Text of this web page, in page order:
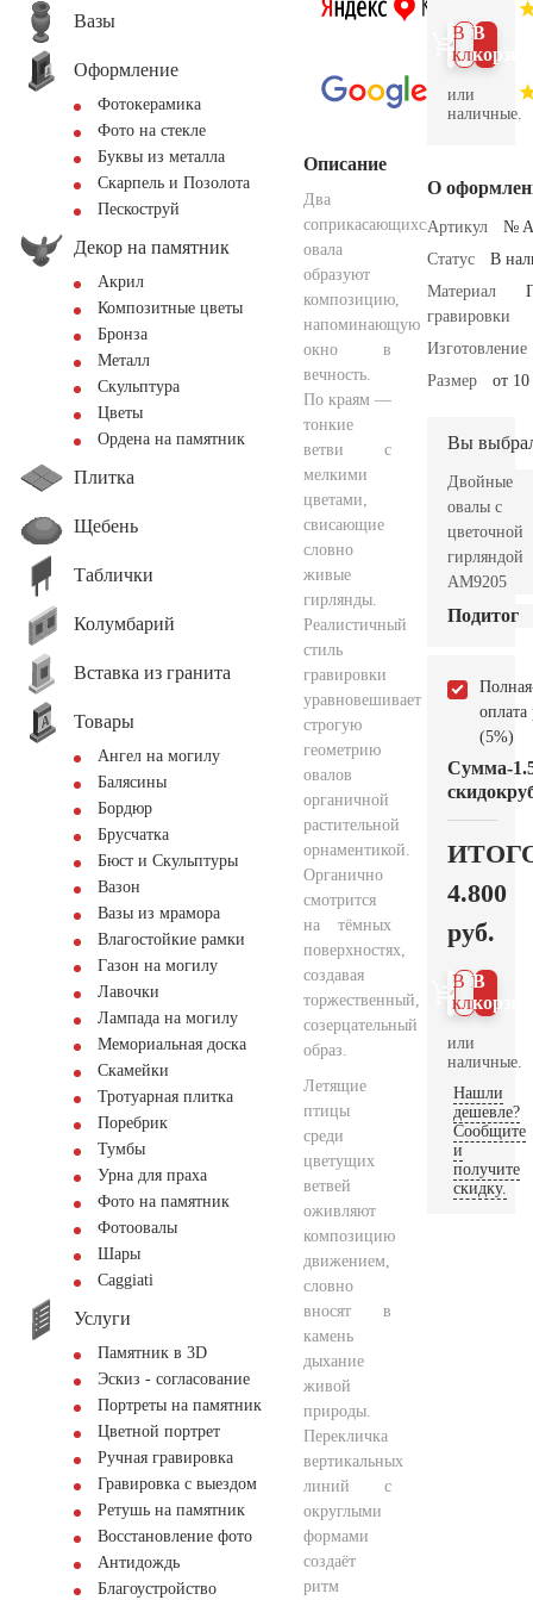
Вазы
Оформление
Фотокерамика
Фото на стекле
Буквы из металла
Скарпель и Позолота
Пескоструй
Декор на памятник
Акрил
Композитные цветы
Бронза
Металл
Скульптура
Цветы
Ордена на памятник
Плитка
Щебень
Таблички
Колумбарий
Вставка из гранита
Товары
Ангел на могилу
Балясины
Бордюр
Брусчатка
Бюст и Скульптуры
Вазон
Вазы из мрамора
Влагостойкие рамки
Газон на могилу
Лавочки
Лампада на могилу
Мемориальная доска
Скамейки
Тротуарная плитка
Поребрик
Тумбы
Урна для праха
Фото на памятник
Фотоовалы
Шары
Сaggiati
Услуги
Памятник в 3D
Эскиз - согласование
Портреты на памятник
Цветной портрет
Ручная гравировка
Гравировка с выездом
Ретушь на памятник
Восстановление фото
Антидождь
Благоустройство
Описание
Два
соприкасающихся
овала
образуют
композицию,
напоминающую
окно в
вечность.
По краям —
тонкие
ветви с
мелкими
цветами,
свисающие
словно
живые
гирлянды.
Реалистичный
стиль
гравировки
уравновешивает
строгую
геометрию
овалов
органичной
растительной
орнаментикой.
Органично
смотрится
на тёмных
поверхностях,
создавая
торжественный,
созерцательный
образ.
Летящие
птицы
среди
цветущих
ветвей
оживляют
композицию
движением,
словно
вносят в
камень
дыхание
живой
природы.
Перекличка
вертикальных
линий с
округлыми
формами
создаёт
ритм
В
В 1
клик
или
наличные.
О
Артикул
№
Статус
В
Материал
гравировки
Изготовление
Размер
от
Вы
Двойные
овалы с
цветочной
гирляндой
AM9205
Подитог
Полная
оплата
(5%)
Сумма
скидок
-
4.800
руб.
В
В 1
клик
или
наличные.
Нашли
дешевле?
Сообщите
и
получите
скидку.